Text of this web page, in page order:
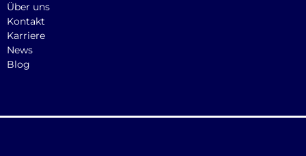
Über uns
Kontakt
Karriere
News
Blog